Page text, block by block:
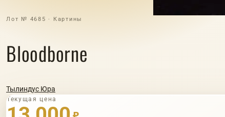
Лот № 4685 · Картины
Bloodborne
Тылиндус Юра
Текущая цена